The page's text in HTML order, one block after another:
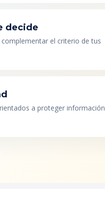
decide
el criterio de tus
a proteger información